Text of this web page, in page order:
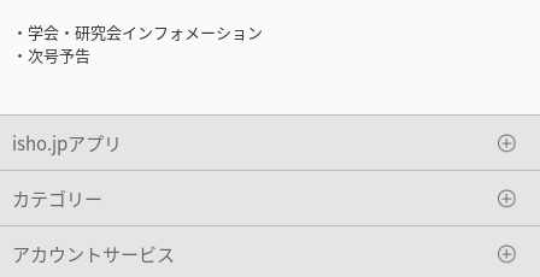
・学会・研究会インフォメーション
・次号予告
isho.jpアプリ
カテゴリー
アカウントサービス